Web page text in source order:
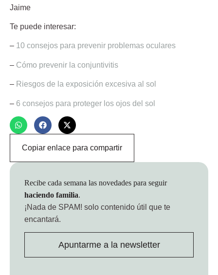
Jaime
Te puede interesar:
– 10 consejos para prevenir problemas oculares
– Cómo prevenir la conjuntivitis
– Riesgos de la exposición excesiva al sol
– 6 consejos para proteger los ojos del sol
Copiar enlace para compartir
Recibe cada semana las novedades para seguir
haciendo familia.
¡Nada de SPAM! solo contenido útil que te
encantará.
Apuntarme a la newsletter